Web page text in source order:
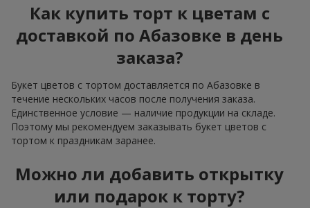
Как купить торт к цветам с
доставкой по Абазовке в день
заказа?
Букет цветов с тортом доставляется по Абазовке в
течение нескольких часов после получения заказа.
Единственное условие — наличие продукции на складе.
Поэтому мы рекомендуем заказывать букет цветов с
тортом к праздникам заранее.
Можно ли добавить открытку
или подарок к торту?